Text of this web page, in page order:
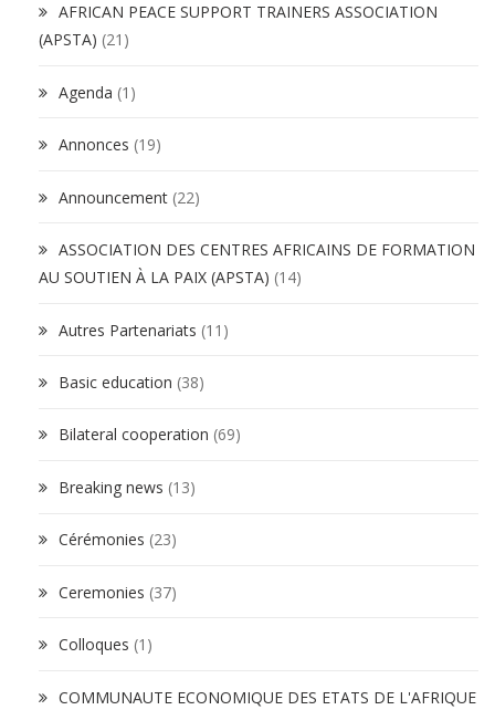
AFRICAN PEACE SUPPORT TRAINERS ASSOCIATION
(APSTA) (21)
Agenda (1)
Annonces (19)
Announcement (22)
ASSOCIATION DES CENTRES AFRICAINS DE FORMATION
AU SOUTIEN À LA PAIX (APSTA) (14)
Autres Partenariats (11)
Basic education (38)
Bilateral cooperation (69)
Breaking news (13)
Cérémonies (23)
Ceremonies (37)
Colloques (1)
COMMUNAUTE ECONOMIQUE DES ETATS DE L'AFRIQUE